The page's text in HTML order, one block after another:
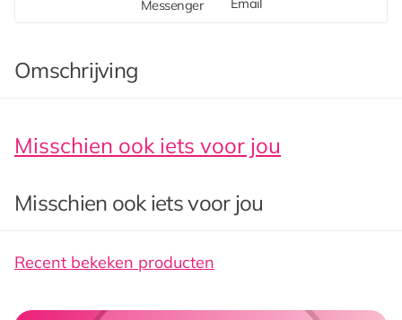
Messenger
Omschrijving
Misschien ook iets voor jou
Misschien ook iets voor jou
Recent bekeken producten